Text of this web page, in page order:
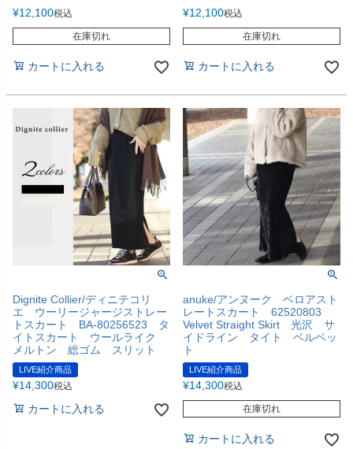
¥12,100税込
在庫切れ
カートに入れる
¥12,100税込
在庫切れ
カートに入れる
Dignite Collier/ディニテコリ
エ ウーリージャージストレー
トスカート BA-80256523 タ
イトスカート ウールライク
メルトン 総ゴム スリット
LIVE紹介商品
¥14,300税込
カートに入れる
anuke/アンヌーク ベロアスト
レートスカート 62520803
Velvet Straight Skirt 光沢 サ
イドライン タイト ベルベッ
ト
LIVE紹介商品
¥14,300税込
在庫切れ
カートに入れる